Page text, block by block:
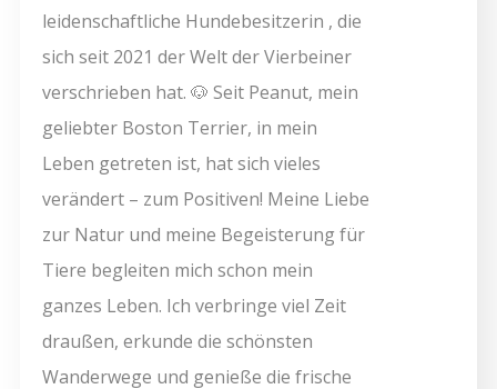
leidenschaftliche Hundebesitzerin , die
sich seit 2021 der Welt der Vierbeiner
verschrieben hat. 🐶 Seit Peanut, mein
geliebter Boston Terrier, in mein
Leben getreten ist, hat sich vieles
verändert – zum Positiven! Meine Liebe
zur Natur und meine Begeisterung für
Tiere begleiten mich schon mein
ganzes Leben. Ich verbringe viel Zeit
draußen, erkunde die schönsten
Wanderwege und genieße die frische